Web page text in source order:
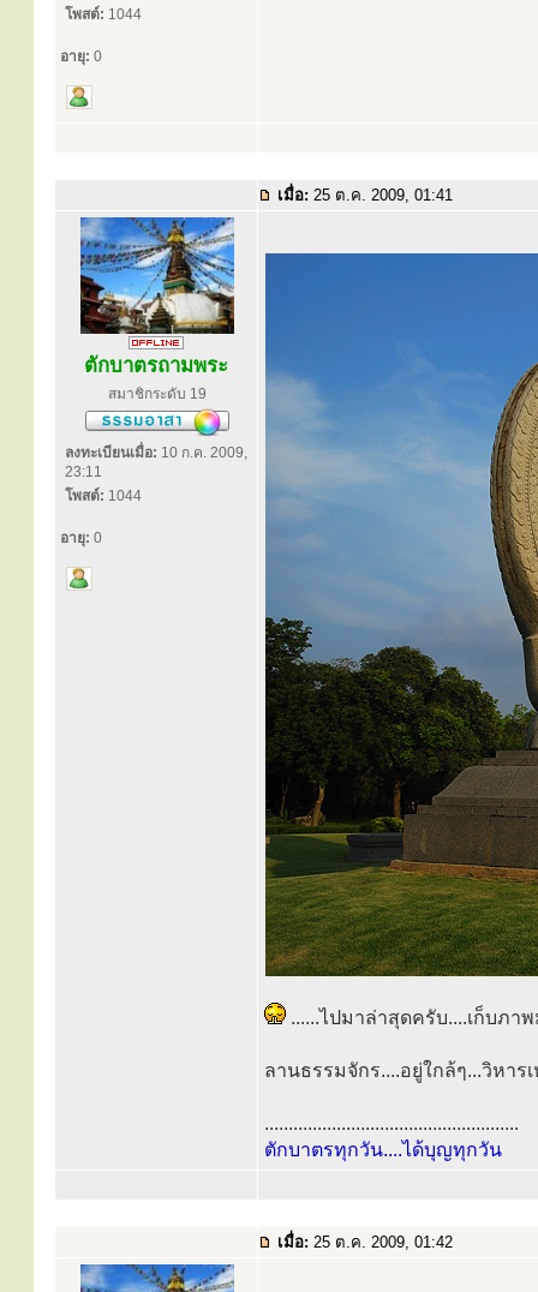
โพสต์: 1044
อายุ: 0
เมื่อ: 25 ต.ค. 2009, 01:41
ตักบาตรถามพระ
สมาชิกระดับ 19
ลงทะเบียนเมื่อ: 10 ก.ค. 2009,
23:11
โพสต์: 1044
อายุ: 0
......ไปมาล่าสุดครับ....เก็บภา
ลานธรรมจักร....อยู่ใกล้ๆ...วิหาร
.....................................................
ตักบาตรทุกวัน....ได้บุญทุกวัน
เมื่อ: 25 ต.ค. 2009, 01:42